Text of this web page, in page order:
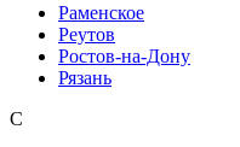
Раменское
Реутов
Ростов-на-Дону
Рязань
С